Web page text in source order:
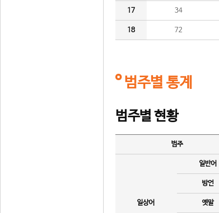
17 34
18 72
범주별 통계
범주별 현황
범주
일상어
일반어
방언
옛말